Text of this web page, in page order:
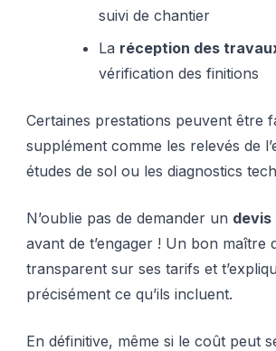
suivi de chantier
La réception des
vérification des finitions
Certaines prestations peuvent être
supplément comme les relevés de
études de sol ou les diagnostics
N’oublie pas de demander un devis
avant de t’engager ! Un bon maître
transparent sur ses tarifs et
précisément ce qu’ils incluent.
En définitive, même si le coût peut